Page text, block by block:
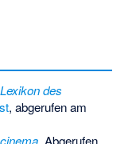
Lexikon des
, abgerufen am
cinema Abgerufen